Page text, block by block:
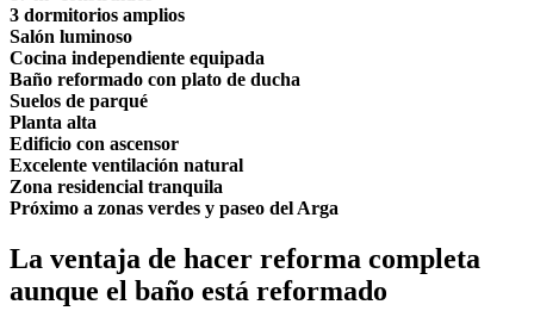
3 dormitorios amplios
Salón luminoso
Cocina independiente equipada
Baño reformado con plato de ducha
Suelos de parqué
Planta alta
Edificio con ascensor
Excelente ventilación natural
Zona residencial tranquila
Próximo a zonas verdes y paseo del Arga
La ventaja de hacer reforma completa
aunque el baño está reformado